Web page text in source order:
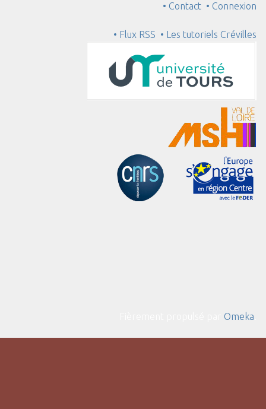
• Contact • Connexion
• Flux RSS • Les tutoriels Crévilles
Omeka